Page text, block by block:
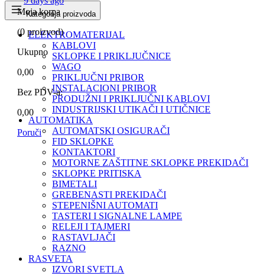
Moja korpa
(0 proizvod)
Ukupno
0,00
Bez PDV-a:
0,00
Poruči
Kategorija proizvoda
ELEKTROMATERIJAL
KABLOVI
SKLOPKE I PRIKLJUČNICE
WAGO
PRIKLJUČNI PRIBOR
INSTALACIONI PRIBOR
PRODUŽNI I PRIKLJUČNI KABLOVI
INDUSTRIJSKI UTIKAČI I UTIČNICE
AUTOMATIKA
AUTOMATSKI OSIGURAČI
FID SKLOPKE
KONTAKTORI
MOTORNE ZAŠTITNE SKLOPKE PREKIDAČI
SKLOPKE PRITISKA
BIMETALI
GREBENASTI PREKIDAČI
STEPENIŠNI AUTOMATI
TASTERI I SIGNALNE LAMPE
RELEJI I TAJMERI
RASTAVLJAČI
RAZNO
RASVETA
IZVORI SVETLA